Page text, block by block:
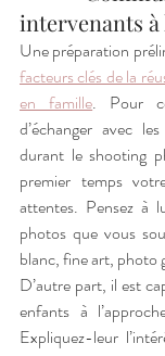
intervenants à
facteurs clés de la
en famille. Pour
d’échanger avec
durant le shooting
premier temps
attentes. Pensez à
photos que vous
blanc, fine art,
D’autre part, il est
enfants à
Expliquez-leur